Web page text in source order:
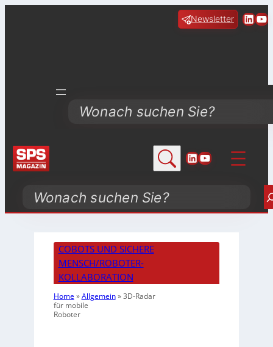
Newsletter
Search
LinkedIn
YouTube
Search
COBOTS UND SICHERE
MENSCH/ROBOTER-
KOLLABORATION
Home »Allgemein»3D-Radar
für mobile
Roboter